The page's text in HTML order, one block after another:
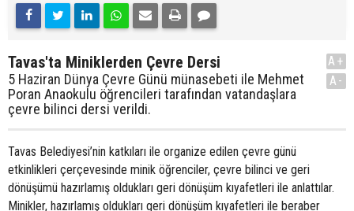
Tavas'ta Miniklerden Çevre Dersi
5 Haziran Dünya Çevre Günü münasebeti ile Mehmet
Poran Anaokulu öğrencileri tarafından vatandaşlara
çevre bilinci dersi verildi.
A+
A-
Tavas Belediyesi’nin katkıları ile organize edilen çevre günü
etkinlikleri çerçevesinde minik öğrenciler, çevre bilinci ve geri
dönüşümü hazırlamış oldukları geri dönüşüm kıyafetleri ile anlattılar.
Minikler, hazırlamış oldukları geri dönüşüm kıyafetleri ile beraber